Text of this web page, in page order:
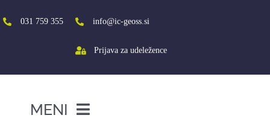
to
content
031 759 355 info@ic-geoss.si
Prijava za udeležence
MENI